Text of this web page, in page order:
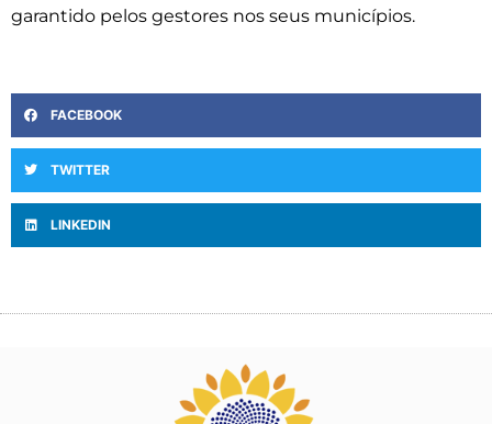
garantido pelos gestores nos seus municípios.
FACEBOOK
TWITTER
LINKEDIN